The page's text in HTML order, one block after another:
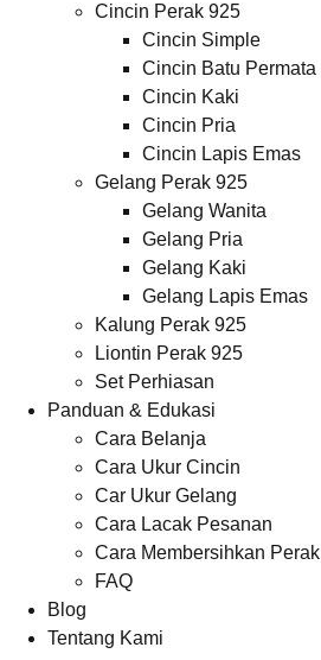
Cincin Perak 925
Cincin Simple
Cincin Batu Permata
Cincin Kaki
Cincin Pria
Cincin Lapis Emas
Gelang Perak 925
Gelang Wanita
Gelang Pria
Gelang Kaki
Gelang Lapis Emas
Kalung Perak 925
Liontin Perak 925
Set Perhiasan
Panduan & Edukasi
Cara Belanja
Cara Ukur Cincin
Car Ukur Gelang
Cara Lacak Pesanan
Cara Membersihkan Perak
FAQ
Blog
Tentang Kami